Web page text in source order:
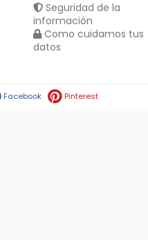
Seguridad de la
información
Como cuidamos tus
datos
Facebook Pinterest